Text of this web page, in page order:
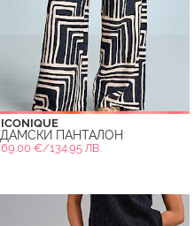
ICONIQUE
ДАМСКИ ПАНТАЛОН
69.00 €/134.95 ЛВ.